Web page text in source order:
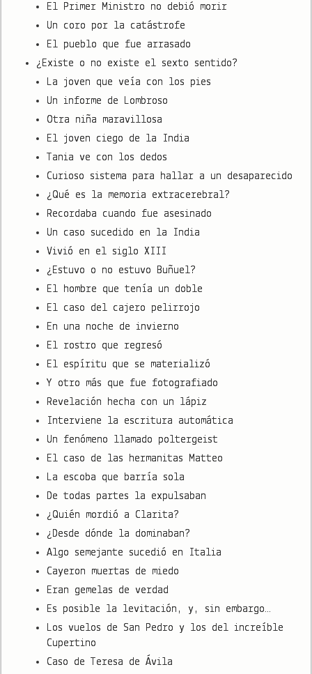
El Primer Ministro no debió morir
Un coro por la catástrofe
El pueblo que fue arrasado
¿Existe o no existe el sexto sentido?
La joven que veía con los pies
Un informe de Lombroso
Otra niña maravillosa
El joven ciego de la India
Tania ve con los dedos
Curioso sistema para hallar a un desaparecido
¿Qué es la memoria extracerebral?
Recordaba cuando fue asesinado
Un caso sucedido en la India
Vivió en el siglo XIII
¿Estuvo o no estuvo Buñuel?
El hombre que tenía un doble
El caso del cajero pelirrojo
En una noche de invierno
El rostro que regresó
El espíritu que se materializó
Y otro más que fue fotografiado
Revelación hecha con un lápiz
Interviene la escritura automática
Un fenómeno llamado poltergeist
El caso de las hermanitas Matteo
La escoba que barría sola
De todas partes la expulsaban
¿Quién mordió a Clarita?
¿Desde dónde la dominaban?
Algo semejante sucedió en Italia
Cayeron muertas de miedo
Eran gemelas de verdad
Es posible la levitación, y, sin embargo…
Los vuelos de San Pedro y los del increíble
Cupertino
Caso de Teresa de Ávila